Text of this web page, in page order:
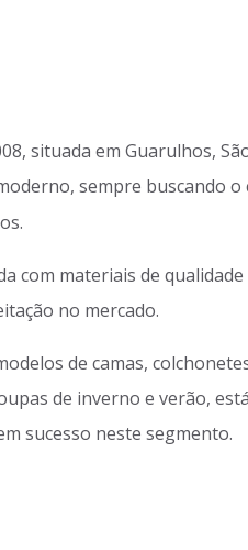
situada em Guarulhos,
sempre buscando o
com materiais de qualidade
no mercado.
de camas,
de inverno e verão,
sucesso neste segmento.